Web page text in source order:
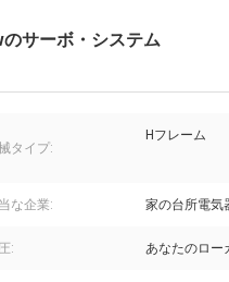
サーボ・システム
タイプ:
Hフレーム
な企業: 家の台所電気
: あなたのロー